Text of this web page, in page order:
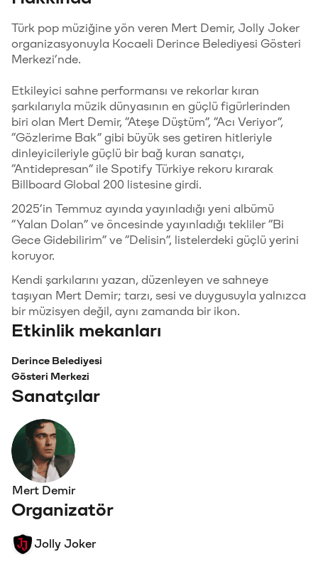
Türk pop müziğine yön veren Mert Demir, Jolly Joker
organizasyonuyla Kocaeli Derince Belediyesi Gösteri
Merkezi’nde.
Etkileyici sahne performansı ve rekorlar kıran
şarkılarıyla müzik dünyasının en güçlü figürlerinden
biri olan Mert Demir, “Ateşe Düştüm”, “Acı Veriyor”,
“Gözlerime Bak” gibi büyük ses getiren hitleriyle
dinleyicileriyle güçlü bir bağ kuran sanatçı,
“Antidepresan” ile Spotify Türkiye rekoru kırarak
Billboard Global 200 listesine girdi.
2025’in Temmuz ayında yayınladığı yeni albümü
“Yalan Dolan” ve öncesinde yayınladığı tekliler “Bi
Gece Gidebilirim” ve “Delisin”, listelerdeki güçlü yerini
koruyor.
Kendi şarkılarını yazan, düzenleyen ve sahneye
taşıyan Mert Demir; tarzı, sesi ve duygusuyla yalnızca
bir müzisyen değil, aynı zamanda bir ikon.
Etkinlik mekanları
Derince Belediyesi
Gösteri Merkezi
Sanatçılar
Mert Demir
Organizatör
Jolly Joker